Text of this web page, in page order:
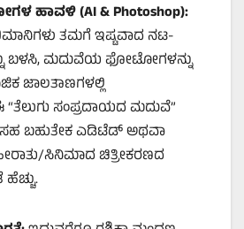
ಹಾವಳಿ (AI & Photoshop):
ತಮಗೆ ಇಷ್ಟವಾದ ನಟ-
ಬಳಸಿ, ಮದುವೆಯ ಫೋಟೋಗಳನ್ನು
ಜಾಲತಾಣಗಳಲ್ಲಿ
“ತೆಲುಗು ಸಂಪ್ರದಾಯದ ಮದುವೆ”
ಬಹುತೇಕ ಎಡಿಟೆಡ್ ಅಥವಾ
ಸಿನಿಮಾದ ಚಿತ್ರೀಕರಣದ